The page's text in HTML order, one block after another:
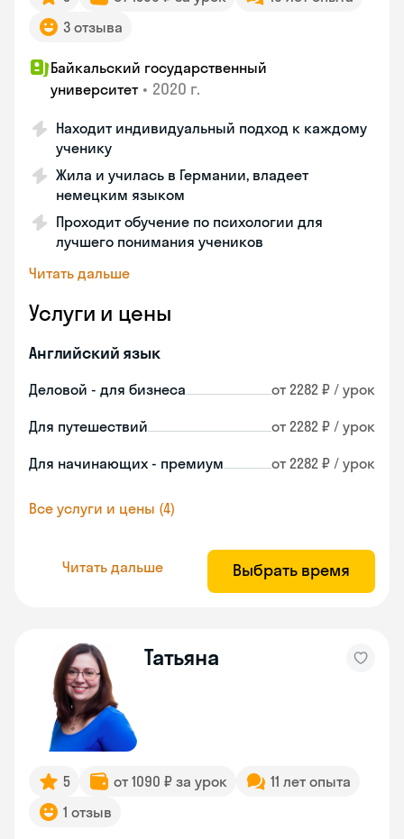
3 отзыва
Байкальский государственный
университет • 2020 г.
Находит индивидуальный подход к каждому
ученику
Жила и училась в Германии, владеет
немецким языком
Проходит обучение по психологии для
лучшего понимания учеников
Читать дальше
Услуги и цены
Английский язык
Деловой - для бизнеса от 2282 ₽ / урок
Для путешествий от 2282 ₽ / урок
Для начинающих - премиум от 2282 ₽ / урок
Все услуги и цены (4)
Читать дальше Выбрать время
Татьяна
5 от 1090 ₽ за урок
11 лет опыта
1 отзыв